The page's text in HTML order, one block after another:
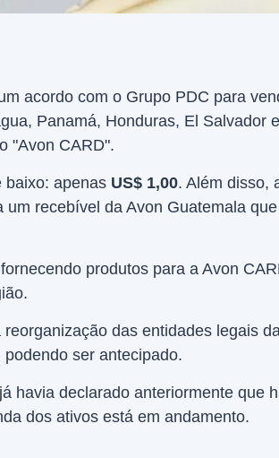
acordo com o Grupo PDC para
Panamá, Honduras, El Salvador e
"Avon CARD".
baixo: apenas US$ 1,00. Além disso,
recebível da Avon Guatemala
produtos para a Avon
das entidades legais
ser antecipado.
havia declarado anteriormente que
dos ativos está em andamento.